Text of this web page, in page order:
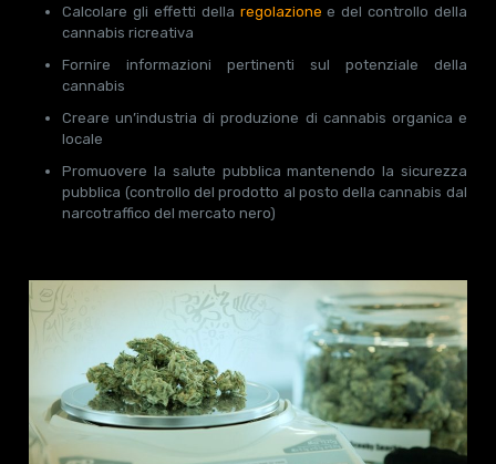
Calcolare gli effetti della regolazione e del controllo della
cannabis ricreativa
Fornire informazioni pertinenti sul potenziale della
cannabis
Creare un’industria di produzione di cannabis organica e
locale
Promuovere la salute pubblica mantenendo la sicurezza
pubblica (controllo del prodotto al posto della cannabis dal
narcotraffico del mercato nero)